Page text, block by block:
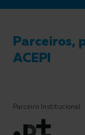
Parceiros,
ACEPI
Parceiro Institucional